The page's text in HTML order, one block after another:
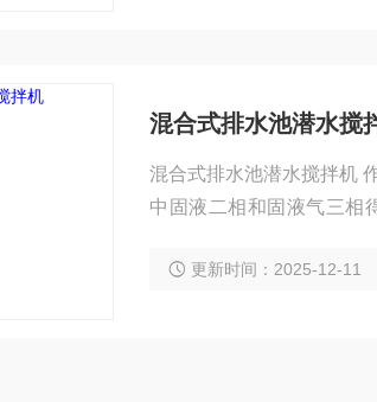
混合式排水池潜水搅
混合式排水池潜水搅拌机
中固液二相和固液气三相
产品常选用多级电机，采
更新时间：2025-12-11